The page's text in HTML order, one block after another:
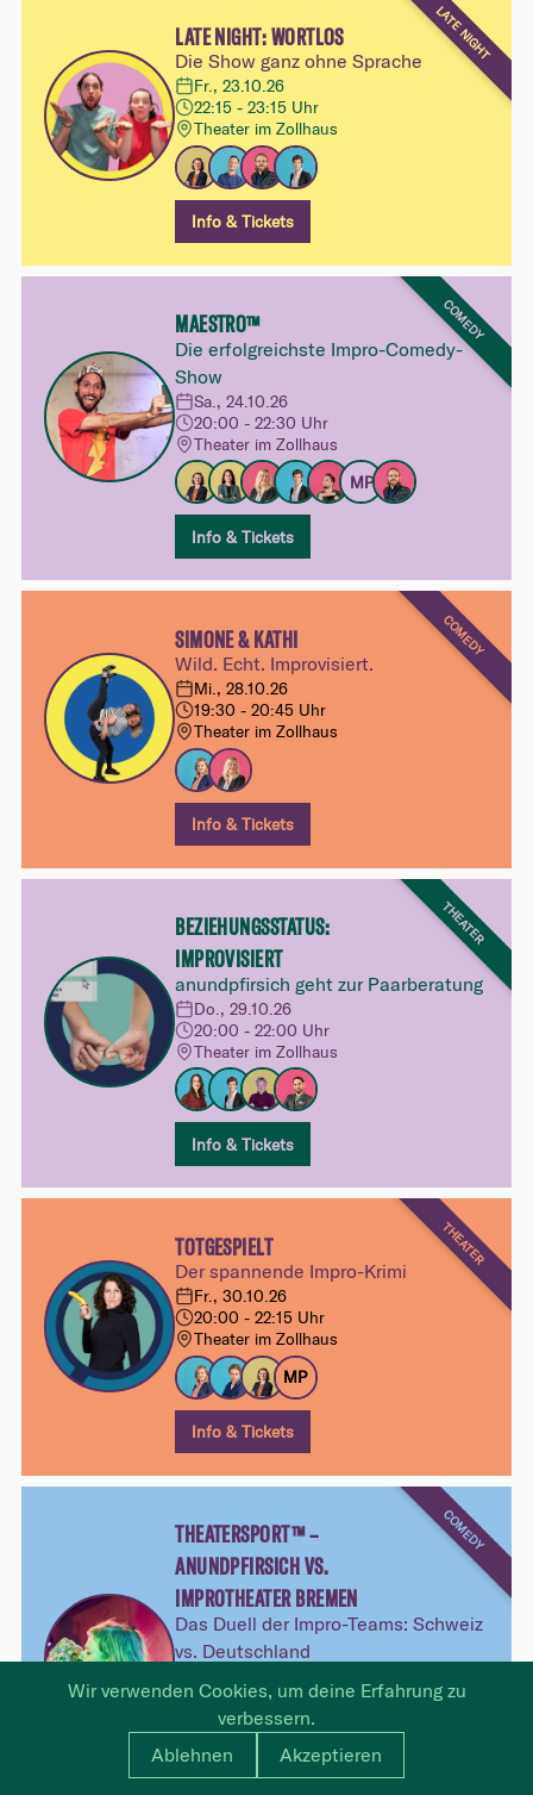
LATE NIGHT
LATE NIGHT: WORTLOS
Die Show ganz ohne Sprache
Fr., 23.10.26
22:15 - 23:15 Uhr
Theater im Zollhaus
Info & Tickets
COMEDY
MAESTRO™
Die erfolgreichste Impro-Comedy-
Show
Sa., 24.10.26
20:00 - 22:30 Uhr
Theater im Zollhaus
MP
Info & Tickets
COMEDY
SIMONE & KATHI
Wild. Echt. Improvisiert.
Mi., 28.10.26
19:30 - 20:45 Uhr
Theater im Zollhaus
Info & Tickets
THEATER
BEZIEHUNGSSTATUS:
IMPROVISIERT
anundpfirsich geht zur Paarberatung
Do., 29.10.26
20:00 - 22:00 Uhr
Theater im Zollhaus
Info & Tickets
THEATER
TOTGESPIELT
Der spannende Impro-Krimi
Fr., 30.10.26
20:00 - 22:15 Uhr
Theater im Zollhaus
MP
Info & Tickets
COMEDY
THEATERSPORT™ –
ANUNDPFIRSICH VS.
IMPROTHEATER BREMEN
Das Duell der Impro-Teams: Schweiz
vs. Deutschland
20:00 - 22:30 Uhr
Theater im Zollhaus
Wir verwenden Cookies, um deine Erfahrung zu
verbessern.
Ablehnen
Akzeptieren